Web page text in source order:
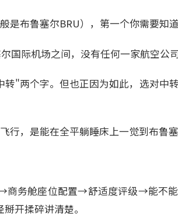
布鲁塞尔BRU），第一个你需要知道
国际机场之间，没有任何一家航空公
"两个字。但也正因为如此，选对中
，是能在全平躺睡床上一觉到布鲁塞
务舱座位配置→舒适度评级→能不
开揉碎讲清楚。